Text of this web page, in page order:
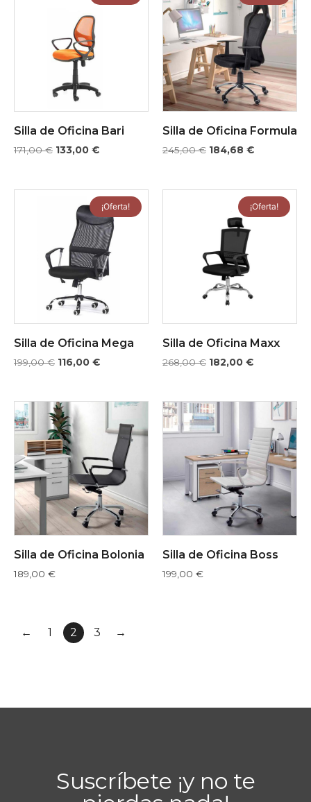
Silla de Oficina Bari
171,00€ 133,00 €
Silla de Oficina Formula
245,00€ 184,68 €
¡Oferta!
Silla de Oficina Mega
199,00€ 116,00 €
¡Oferta!
Silla de Oficina Maxx
268,00€ 182,00 €
Silla de Oficina Bolonia
189,00 €
Silla de Oficina Boss
199,00 €
← 1 2 3 →
Suscríbete ¡y no te